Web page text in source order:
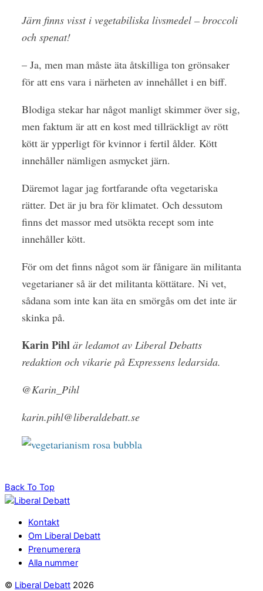
Järn finns visst i vegetabiliska livsmedel – broccoli
och spenat!
– Ja, men man måste äta åtskilliga ton grönsaker
för att ens vara i närheten av innehållet i en biff.
Blodiga stekar har något manligt skimmer över sig,
men faktum är att en kost med tillräckligt av rött
kött är ypperligt för kvinnor i fertil ålder. Kött
innehåller nämligen asmycket järn.
Däremot lagar jag fortfarande ofta vegetariska
rätter. Det är ju bra för klimatet. Och dessutom
finns det massor med utsökta recept som inte
innehåller kött.
För om det finns något som är fånigare än militanta
vegetarianer så är det militanta köttätare. Ni vet,
sådana som inte kan äta en smörgås om det inte är
skinka på.
Karin Pihlär ledamot av Liberal Debatts
redaktion och vikarie på Expressens ledarsida.
@Karin_Pihl
karin.pihl@liberaldebatt.se
Back To Top
Kontakt
Om Liberal Debatt
Prenumerera
Alla nummer
© Liberal Debatt 2026